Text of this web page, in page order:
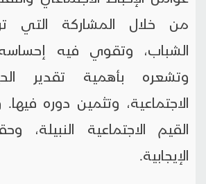
من خلال المشاركة التي
الشباب، وتقوي فيه إحساسه
وتشعره بأهمية تقدير
الاجتماعية، وتثمين دوره
القيم الاجتماعية النبيلة،
الإيجابية.